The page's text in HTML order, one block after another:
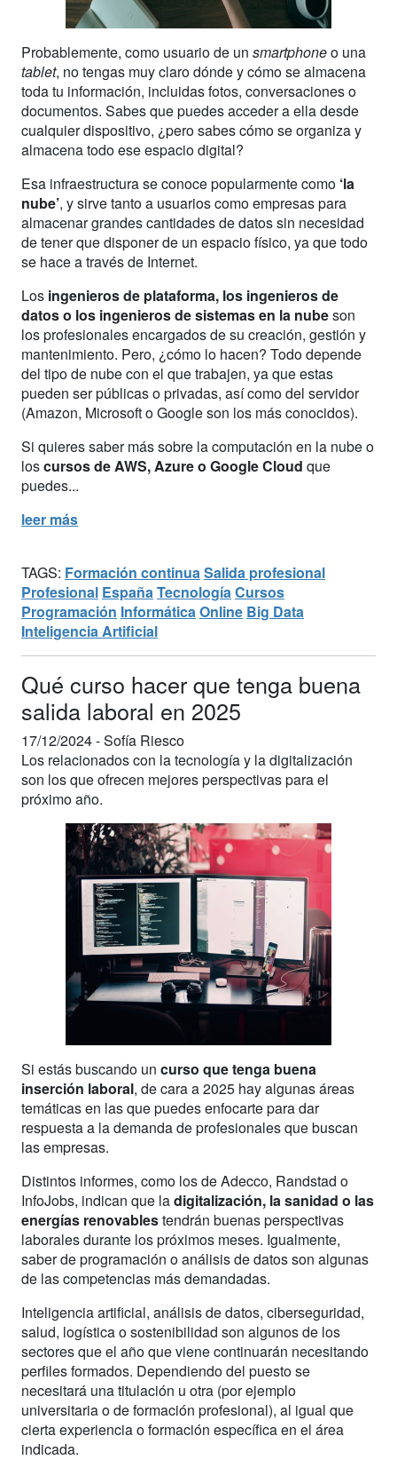
Probablemente, como usuario de un smartphoneo una
tablet, no tengas muy claro dónde y cómo se almacena
toda tu información, incluidas fotos, conversaciones o
documentos. Sabes que puedes acceder a ella desde
cualquier dispositivo, ¿pero sabes cómo se organiza y
almacena todo ese espacio digital?
Esa infraestructura se conoce popularmente como ‘la
nube’, y sirve tanto a usuarios como empresas para
almacenar grandes cantidades de datos sin necesidad
de tener que disponer de un espacio físico, ya que todo
se hace a través de Internet.
Los ingenieros de plataforma, los ingenieros de
datos o los ingenieros de sistemas en la nubeson
los profesionales encargados de su creación, gestión y
mantenimiento. Pero, ¿cómo lo hacen? Todo depende
del tipo de nube con el que trabajen, ya que estas
pueden ser públicas o privadas, así como del servidor
(Amazon, Microsoft o Google son los más conocidos).
Si quieres saber más sobre la computación en la nube o
loscursos de AWS, Azure o Google Cloud que
puedes...
leer más
TAGS: Formación continua Salida profesional
Profesional España Tecnología Cursos
Programación Informática Online Big Data
Inteligencia Artificial
Qué curso hacer que tenga buena
salida laboral en 2025
17/12/2024 -Sofía Riesco
Los relacionados con la tecnología y la digitalización
son los que ofrecen mejores perspectivas para el
próximo año.
Si estás buscando un curso que tenga buena
inserción laboral, de cara a 2025 hay algunas áreas
temáticas en las que puedes enfocarte para dar
respuesta a la demanda de profesionales que buscan
las empresas.
Distintos informes, como los de Adecco, Randstad o
InfoJobs, indican que ladigitalización, la sanidad o las
energías renovablestendrán buenas perspectivas
laborales durante los próximos meses. Igualmente,
saber de programación o análisis de datos son algunas
de las competencias más demandadas.
Inteligencia artificial, análisis de datos, ciberseguridad,
salud, logística o sostenibilidad son algunos de los
sectores que el año que viene continuarán necesitando
perfiles formados. Dependiendo del puesto se
necesitará una titulación u otra (por ejemplo
universitaria o de formación profesional), al igual que
cierta experiencia o formación específica en el área
indicada.